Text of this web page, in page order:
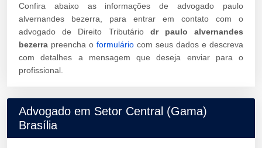
Confira abaixo as informações de advogado paulo
alvernandes bezerra, para entrar em contato com o
advogado de Direito Tributário dr paulo alvernandes
bezerra preencha o formulário com seus dados e descreva
com detalhes a mensagem que deseja enviar para o
profissional.
Advogado em Setor Central (Gama)
Brasília